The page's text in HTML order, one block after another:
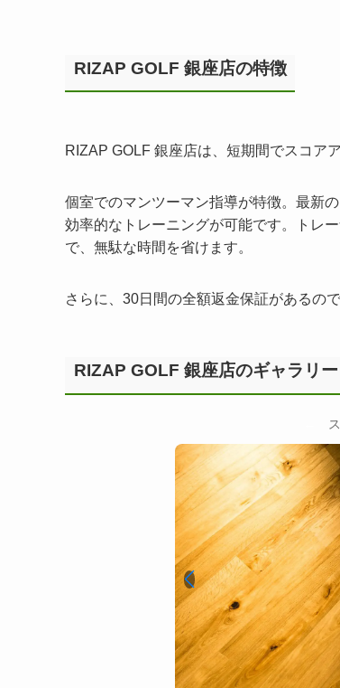
RIZAP GOLF 銀座店の特徴
RIZAP GOLF 銀座店は、短期間でスコア
個室でのマンツーマン指導が特徴。最新
効率的なトレーニングが可能です。トレ
で、無駄な時間を省けます。
さらに、30日間の全額返金保証があるの
RIZAP GOLF 銀座店のギャラリー